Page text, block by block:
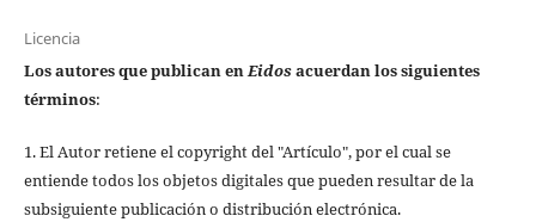
Licencia
Los autores que publican enEidosacuerdan los siguientes
términos:
1. El Autor retiene el copyright del "Artículo", por el cual se
entiende todos los objetos digitales que pueden resultar de la
subsiguiente publicación o distribución electrónica.